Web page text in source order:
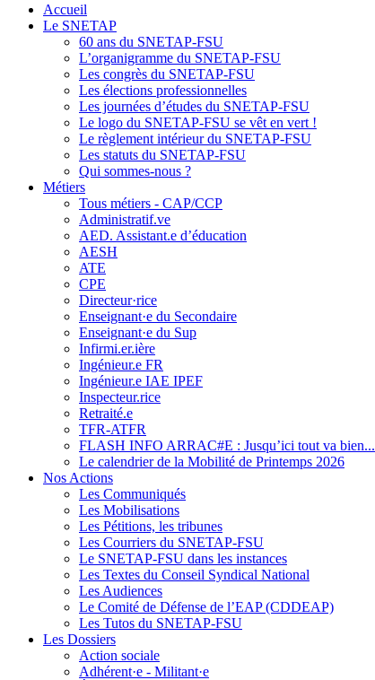
Accueil
Le SNETAP
60 ans du SNETAP-FSU
L’organigramme du SNETAP-FSU
Les congrès du SNETAP-FSU
Les élections professionnelles
Les journées d’études du SNETAP-FSU
Le logo du SNETAP-FSU se vêt en vert !
Le règlement intérieur du SNETAP-FSU
Les statuts du SNETAP-FSU
Qui sommes-nous ?
Métiers
Tous métiers - CAP/CCP
Administratif.ve
AED. Assistant.e d’éducation
AESH
ATE
CPE
Directeur·rice
Enseignant·e du Secondaire
Enseignant·e du Sup
Infirmi.er.ière
Ingénieur.e FR
Ingénieur.e IAE IPEF
Inspecteur.rice
Retraité.e
TFR-ATFR
FLASH INFO ARRAC#E : Jusqu’ici tout va bien...
Le calendrier de la Mobilité de Printemps 2026
Nos Actions
Les Communiqués
Les Mobilisations
Les Pétitions, les tribunes
Les Courriers du SNETAP-FSU
Le SNETAP-FSU dans les instances
Les Textes du Conseil Syndical National
Les Audiences
Le Comité de Défense de l’EAP (CDDEAP)
Les Tutos du SNETAP-FSU
Les Dossiers
Action sociale
Adhérent·e - Militant·e